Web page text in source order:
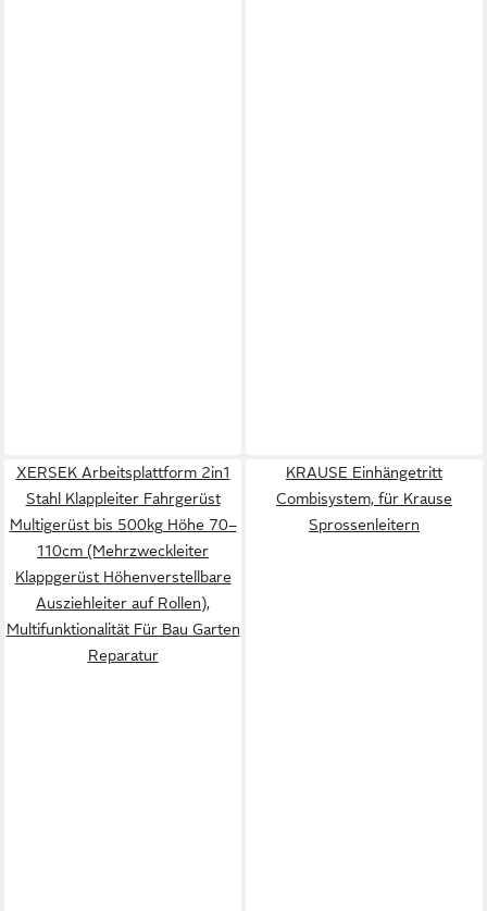
XERSEK Arbeitsplattform 2in1
Stahl Klappleiter Fahrgerüst
Multigerüst bis 500kg Höhe 70–
110cm (Mehrzweckleiter
Klappgerüst Höhenverstellbare
Ausziehleiter auf Rollen),
Multifunktionalität Für Bau Garten
Reparatur
KRAUSE Einhängetritt
Combisystem, für Krause
Sprossenleitern